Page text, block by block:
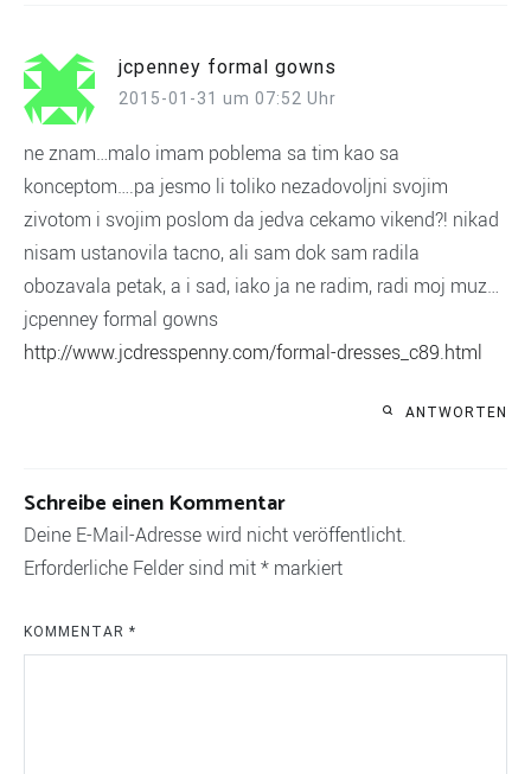
jcpenney formal gowns
2015-01-31 um 07:52 Uhr
ne znam…malo imam poblema sa tim kao sa
konceptom….pa jesmo li toliko nezadovoljni svojim
zivotom i svojim poslom da jedva cekamo vikend?! nikad
nisam ustanovila tacno, ali sam dok sam radila
obozavala petak, a i sad, iako ja ne radim, radi moj muz…
jcpenney formal gowns
http://www.jcdresspenny.com/formal-dresses_c89.html
ANTWORTEN
Schreibe einen Kommentar
Deine E-Mail-Adresse wird nicht veröffentlicht.
Erforderliche Felder sind mit* markiert
KOMMENTAR *